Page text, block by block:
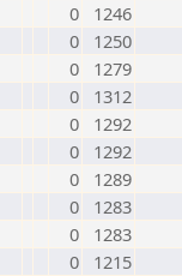
0
1246
0
1250
0
1279
0
1312
0
1292
0
1292
0
1289
0
1283
0
1283
0
1215